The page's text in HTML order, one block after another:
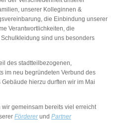
unserer Kolleginnen &
die Einbindung unserer
Verantwortlichkeiten, die
sind uns besonders
des stadtteilbezogenen,
im neu begründeten Verbund des
Gebäude hierzu durften wir im Mai
gemeinsam bereits viel erreicht
Fördererund Partner